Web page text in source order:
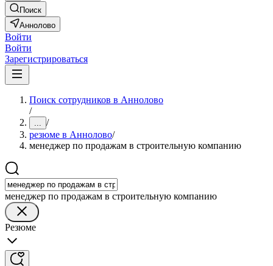
Поиск
Аннолово
Войти
Войти
Зарегистрироваться
Поиск сотрудников в Аннолово
/
... /
резюме в Аннолово/
менеджер по продажам в строительную компанию
менеджер по продажам в строительную компанию
Резюме